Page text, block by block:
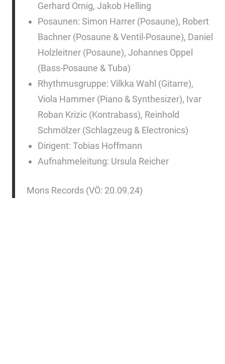
Gerhard Ornig, Jakob Helling
Posaunen: Simon Harrer (Posaune), Robert
Bachner (Posaune & Ventil-Posaune), Daniel
Holzleitner (Posaune), Johannes Oppel
(Bass-Posaune & Tuba)
Rhythmusgruppe: Vilkka Wahl (Gitarre),
Viola Hammer (Piano & Synthesizer), Ivar
Roban Krizic (Kontrabass), Reinhold
Schmölzer (Schlagzeug & Electronics)
Dirigent: Tobias Hoffmann
Aufnahmeleitung: Ursula Reicher
Mons Records (VÖ: 20.09.24)